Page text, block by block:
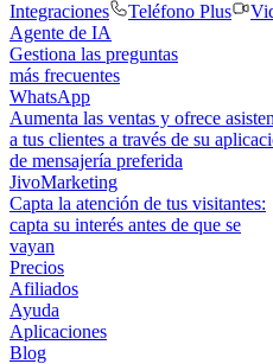
Integraciones
Teléfono Plus
Agente de IA
Gestiona las preguntas
más frecuentes
WhatsApp
Aumenta las ventas y ofrece
a tus clientes a través de su
de mensajería preferida
JivoMarketing
Capta la atención de tus visitantes:
capta su interés antes de que se
vayan
Precios
Afiliados
Ayuda
Aplicaciones
Blog